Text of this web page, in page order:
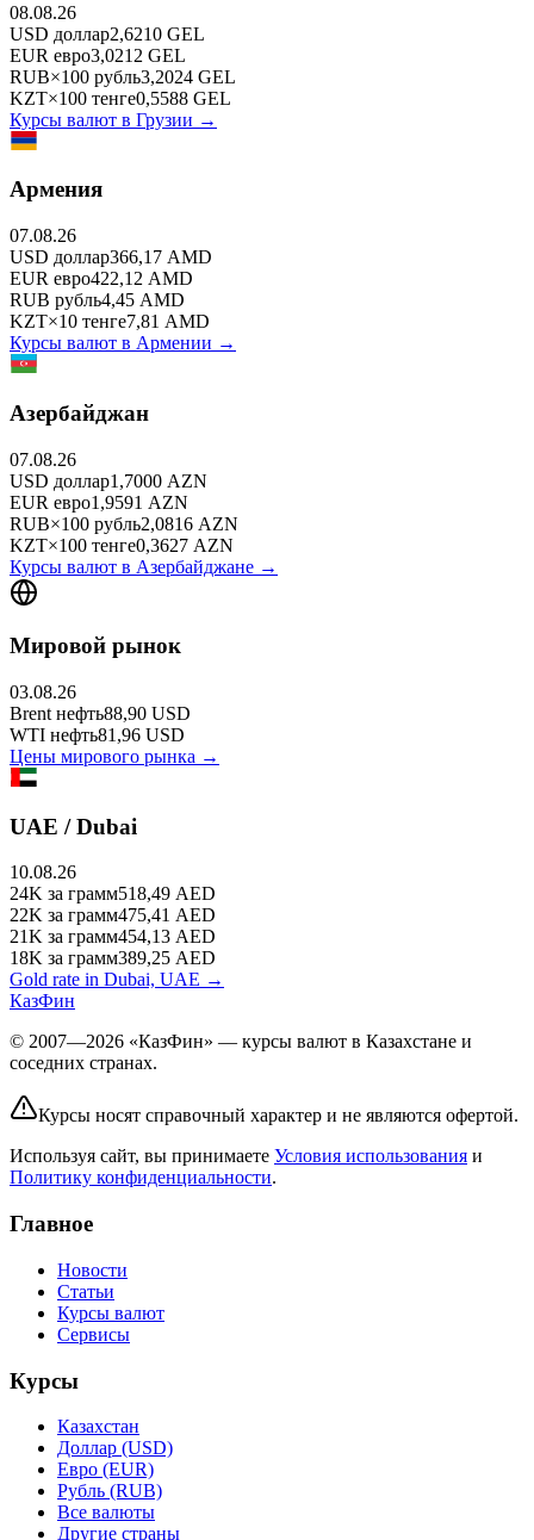
08.08.26
USD доллар2,6210 GEL
EUR евро3,0212 GEL
RUB×100 рубль3,2024 GEL
KZT×100 тенге0,5588 GEL
Курсы валют в Грузии →
Армения
07.08.26
USD доллар366,17 AMD
EUR евро422,12 AMD
RUB рубль4,45 AMD
KZT×10 тенге7,81 AMD
Курсы валют в Армении →
Азербайджан
07.08.26
USD доллар1,7000 AZN
EUR евро1,9591 AZN
RUB×100 рубль2,0816 AZN
KZT×100 тенге0,3627 AZN
Курсы валют в Азербайджане →
Мировой рынок
03.08.26
Brent нефть88,90 USD
WTI нефть81,96 USD
Цены мирового рынка →
UAE / Dubai
10.08.26
24K за грамм518,49 AED
22K за грамм475,41 AED
21K за грамм454,13 AED
18K за грамм389,25 AED
Gold rate in Dubai, UAE →
КазФин
© 2007—2026 «КазФин» — курсы валют в Казахстане и
соседних странах.
Курсы носят справочный характер и не являются офертой.
Используя сайт, вы принимаете Условия использования и
Политику конфиденциальности.
Главное
Новости
Статьи
Курсы валют
Сервисы
Курсы
Казахстан
Доллар (USD)
Евро (EUR)
Рубль (RUB)
Все валюты
Другие страны